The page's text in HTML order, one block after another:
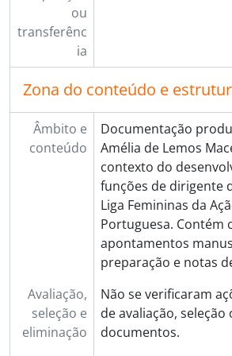
ou
transferênc
ia
Zona do conteúdo e
Âmbito e
conteúdo
Documentação
Amélia de Lemos
contexto do
funções de dirigente
Liga Femininas da
Portuguesa. Contém
apontamentos
preparação e notas
Avaliação,
seleção e
eliminação
Não se verificaram
de avaliação,
documentos.